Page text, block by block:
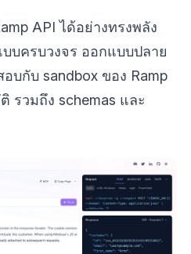
API ได้อย่างทรงพลัง
บครบวงจร ออกแบบปลาย
บกับ sandbox ของ Ramp
รวมถึง schemas และ